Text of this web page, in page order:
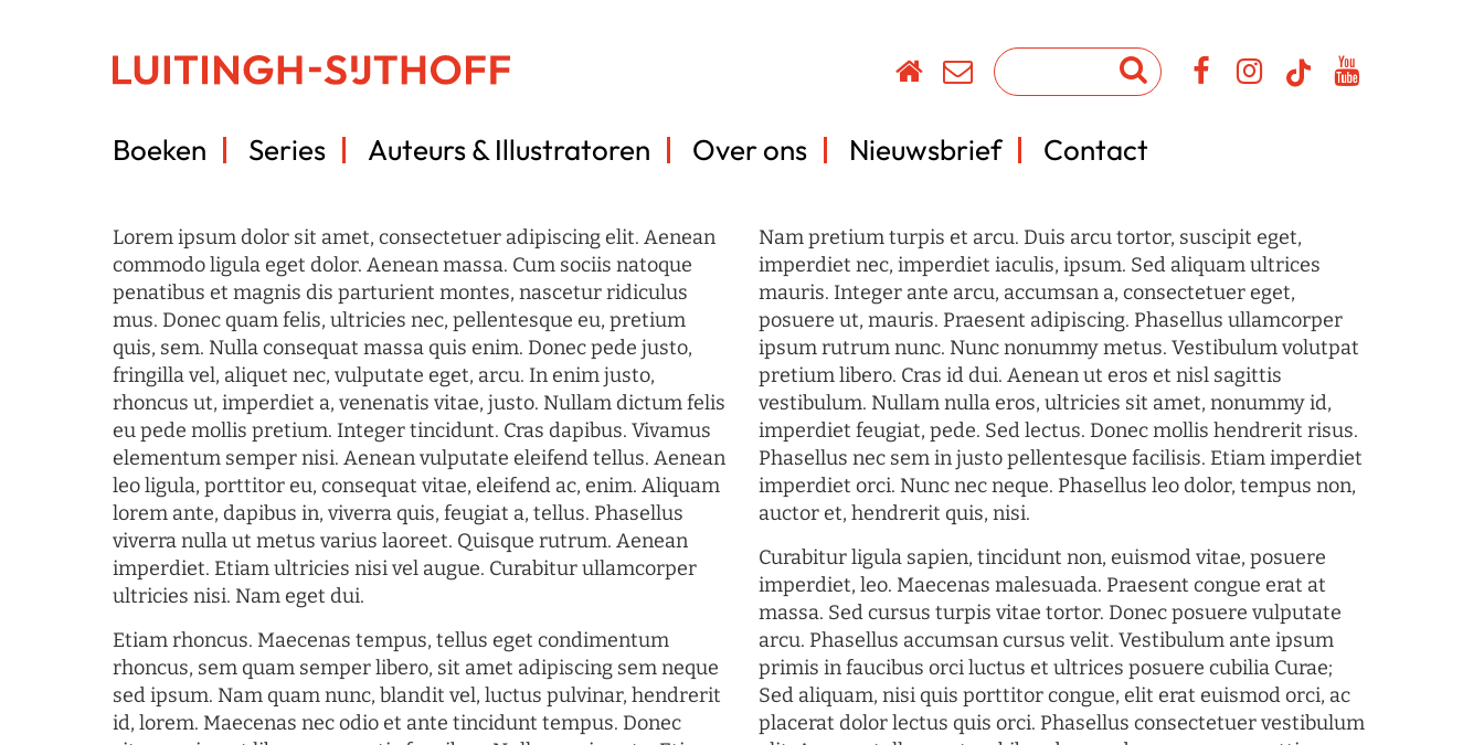
Boeken Series Auteurs & Illustratoren Over ons Nieuwsbrief Contact
Lorem ipsum dolor sit amet, consectetuer adipiscing elit. Aenean
commodo ligula eget dolor. Aenean massa. Cum sociis natoque
penatibus et magnis dis parturient montes, nascetur ridiculus
mus. Donec quam felis, ultricies nec, pellentesque eu, pretium
quis, sem. Nulla consequat massa quis enim. Donec pede justo,
fringilla vel, aliquet nec, vulputate eget, arcu. In enim justo,
rhoncus ut, imperdiet a, venenatis vitae, justo. Nullam dictum felis
eu pede mollis pretium. Integer tincidunt. Cras dapibus. Vivamus
elementum semper nisi. Aenean vulputate eleifend tellus. Aenean
leo ligula, porttitor eu, consequat vitae, eleifend ac, enim. Aliquam
lorem ante, dapibus in, viverra quis, feugiat a, tellus. Phasellus
viverra nulla ut metus varius laoreet. Quisque rutrum. Aenean
imperdiet. Etiam ultricies nisi vel augue. Curabitur ullamcorper
ultricies nisi. Nam eget dui.
Etiam rhoncus. Maecenas tempus, tellus eget condimentum
rhoncus, sem quam semper libero, sit amet adipiscing sem neque
sed ipsum. Nam quam nunc, blandit vel, luctus pulvinar, hendrerit
id, lorem. Maecenas nec odio et ante tincidunt tempus. Donec
Nam pretium turpis et arcu. Duis arcu tortor, suscipit eget,
imperdiet nec, imperdiet iaculis, ipsum. Sed aliquam ultrices
mauris. Integer ante arcu, accumsan a, consectetuer eget,
posuere ut, mauris. Praesent adipiscing. Phasellus ullamcorper
ipsum rutrum nunc. Nunc nonummy metus. Vestibulum volutpat
pretium libero. Cras id dui. Aenean ut eros et nisl sagittis
vestibulum. Nullam nulla eros, ultricies sit amet, nonummy id,
imperdiet feugiat, pede. Sed lectus. Donec mollis hendrerit risus.
Phasellus nec sem in justo pellentesque facilisis. Etiam imperdiet
imperdiet orci. Nunc nec neque. Phasellus leo dolor, tempus non,
auctor et, hendrerit quis, nisi.
Curabitur ligula sapien, tincidunt non, euismod vitae, posuere
imperdiet, leo. Maecenas malesuada. Praesent congue erat at
massa. Sed cursus turpis vitae tortor. Donec posuere vulputate
arcu. Phasellus accumsan cursus velit. Vestibulum ante ipsum
primis in faucibus orci luctus et ultrices posuere cubilia Curae;
Sed aliquam, nisi quis porttitor congue, elit erat euismod orci, ac
placerat dolor lectus quis orci. Phasellus consectetuer vestibulum